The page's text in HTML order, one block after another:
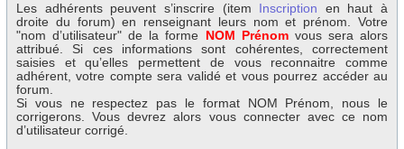
Les adhérents peuvent s’inscrire (item Inscription en haut à
droite du forum) en renseignant leurs nom et prénom. Votre
"nom d’utilisateur" de la forme NOM Prénomvous sera alors
attribué. Si ces informations sont cohérentes, correctement
saisies et qu’elles permettent de vous reconnaitre comme
adhérent, votre compte sera validé et vous pourrez accéder au
forum.
Si vous ne respectez pas le format NOM Prénom, nous le
corrigerons. Vous devrez alors vous connecter avec ce nom
d’utilisateur corrigé.